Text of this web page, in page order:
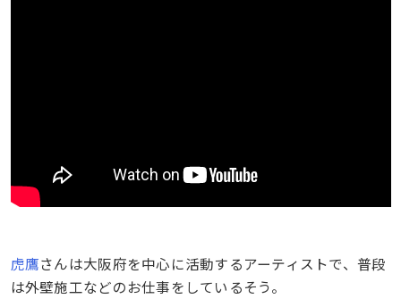
虎鷹さんは大阪府を中心に活動するアーティストで、普段
は外壁施工などのお仕事をしているそう。